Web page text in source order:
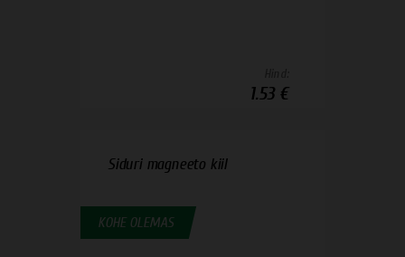
1.53 €
Siduri magneeto kiil
KOHE OLEMAS